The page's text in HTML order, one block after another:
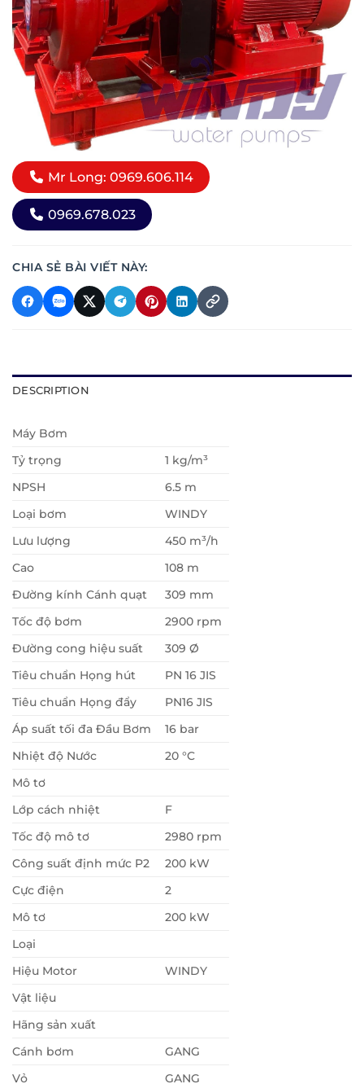
Mr Long: 0969.606.114
0969.678.023
CHIA SẺ BÀI VIẾT NÀY:
DESCRIPTION
Máy Bơm
Tỷ trọng
1 kg/m³
NPSH
6.5 m
Loại bơm
WINDY
Lưu lượng
450 m³/h
Cao
108 m
Đường kính Cánh quạt
309 mm
Tốc độ bơm
2900 rpm
Đường cong hiệu suất
309 Ø
Tiêu chuẩn Họng hút
PN 16 JIS
Tiêu chuẩn Họng đẩy
PN16 JIS
Áp suất tối đa Đầu Bơm
16 bar
Nhiệt độ Nước
20 °C
Mô tơ
Lớp cách nhiệt
F
Tốc độ mô tơ
2980 rpm
Công suất định mức P2
200 kW
Cực điện
2
Mô tơ
200 kW
Loại
Hiệu Motor
WINDY
Vật liệu
Hãng sản xuất
Cánh bơm
GANG
Vỏ
GANG